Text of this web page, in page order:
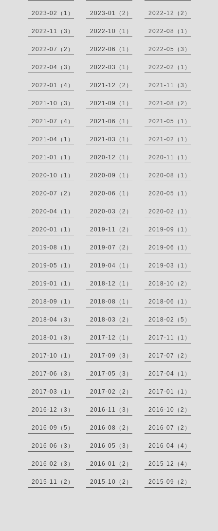
2023-02（1） 2023-01（2） 2022-12（2）
2022-11（3） 2022-10（1） 2022-08（1）
2022-07（2） 2022-06（1） 2022-05（3）
2022-04（3） 2022-03（1） 2022-02（1）
2022-01（4） 2021-12（2） 2021-11（3）
2021-10（3） 2021-09（1） 2021-08（2）
2021-07（4） 2021-06（1） 2021-05（1）
2021-04（1） 2021-03（1） 2021-02（1）
2021-01（1） 2020-12（1） 2020-11（1）
2020-10（1） 2020-09（1） 2020-08（1）
2020-07（2） 2020-06（1） 2020-05（1）
2020-04（1） 2020-03（2） 2020-02（1）
2020-01（1） 2019-11（2） 2019-09（1）
2019-08（1） 2019-07（2） 2019-06（1）
2019-05（1） 2019-04（1） 2019-03（1）
2019-01（1） 2018-12（1） 2018-10（2）
2018-09（1） 2018-08（1） 2018-06（1）
2018-04（3） 2018-03（2） 2018-02（5）
2018-01（3） 2017-12（1） 2017-11（1）
2017-10（1） 2017-09（3） 2017-07（2）
2017-06（3） 2017-05（3） 2017-04（1）
2017-03（1） 2017-02（2） 2017-01（1）
2016-12（3） 2016-11（3） 2016-10（2）
2016-09（5） 2016-08（2） 2016-07（2）
2016-06（3） 2016-05（3） 2016-04（4）
2016-02（3） 2016-01（2） 2015-12（4）
2015-11（2） 2015-10（2） 2015-09（2）